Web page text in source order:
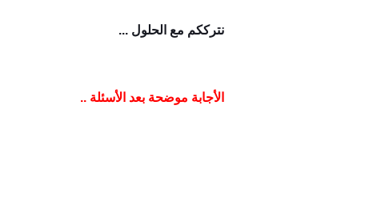
نترككم مع الحلول ...
الأجابة موضحة بعد الأسئلة ..